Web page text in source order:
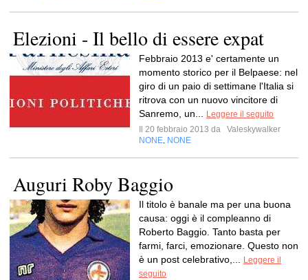
Elezioni - Il bello di essere expat
Febbraio 2013 e' certamente un
momento storico per il Belpaese: nel
giro di un paio di settimane l'Italia si
ritrova con un nuovo vincitore di
Sanremo, un...
Leggere il seguito
Il 20 febbraio 2013 da
Valeskywalker
NONE NONE
Auguri Roby Baggio
Il titolo è banale ma per una buona
causa: oggi è il compleanno di
Roberto Baggio. Tanto basta per
farmi, farci, emozionare. Questo non
è un post celebrativo,...
Leggere il
seguito